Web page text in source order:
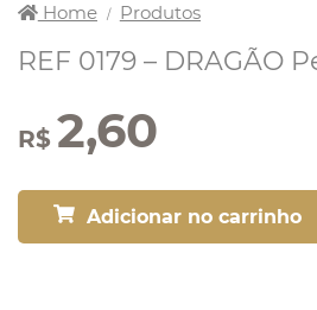
Home / Produtos
REF 0179 – DRAGÃO
R$ 2,60
Adicionar no carrinho